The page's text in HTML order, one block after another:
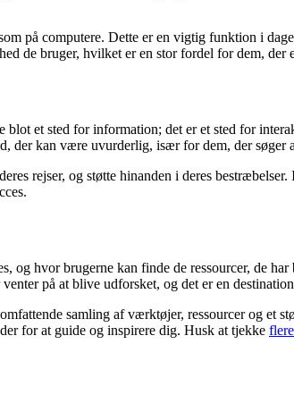
på computere. Dette er en vigtig funktion i
de bruger, hvilket er en stor fordel for dem, der
et sted for information; det er et sted for
der kan være uvurderlig, især for dem, der
rejser, og støtte hinanden i deres
hvor brugerne kan finde de ressourcer, de
på at blive udforsket, og det er en
samling af værktøjer, ressourcer og et
for at guide og inspirere dig. Husk at tjekke